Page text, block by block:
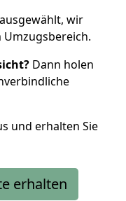
wir
Umzugsbereich.
Dann holen
und erhalten Sie
erhalten